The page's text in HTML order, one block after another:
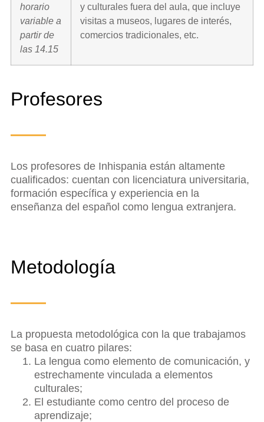
horario
variable a
partir de
las 14.15
y culturales fuera del aula, que incluye
visitas a museos, lugares de interés,
comercios tradicionales, etc.
Profesores
Los profesores de Inhispania están altamente
cualificados: cuentan con licenciatura universitaria,
formación específica y experiencia en la
enseñanza del español como lengua extranjera.
Metodología
La propuesta metodológica con la que trabajamos
se basa en cuatro pilares:
La lengua como elemento de comunicación, y
estrechamente vinculada a elementos
culturales;
El estudiante como centro del proceso de
aprendizaje;